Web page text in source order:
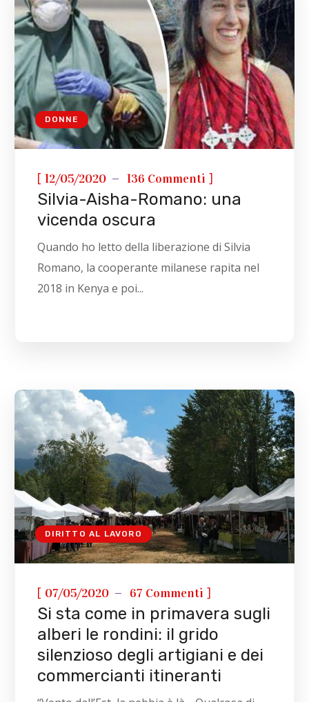
DONNE
[12/05/2020 136 Commenti ]
Silvia-Aisha-Romano: una
vicenda oscura
Quando ho letto della liberazione di Silvia
Romano, la cooperante milanese rapita nel
2018 in Kenya e poi...
DIRITTO AL LAVORO
[ 07/05/2020 67 Commenti ]
Si sta come in primavera sugli
alberi le rondini: il grido
silenzioso degli artigiani e dei
commercianti itineranti